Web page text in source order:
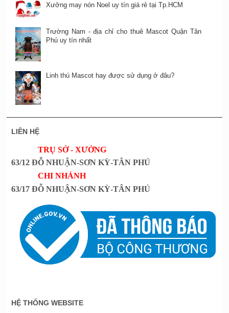
Xưởng may nón Noel uy tín giá rẻ tại Tp.HCM
Trường Nam - địa chỉ cho thuê Mascot Quận Tân
Phú uy tín nhất
Linh thú Mascot hay được sử dụng ở đâu?
LIÊN HỆ
TRỤ SỞ - XƯỞNG
63/12 ĐỖ NHUẬN-SƠN KỲ-TÂN PHÚ
CHI NHÁNH
63/17 ĐỖ NHUẬN-SƠN KỲ-TÂN PHÚ
HỆ THỐNG WEBSITE